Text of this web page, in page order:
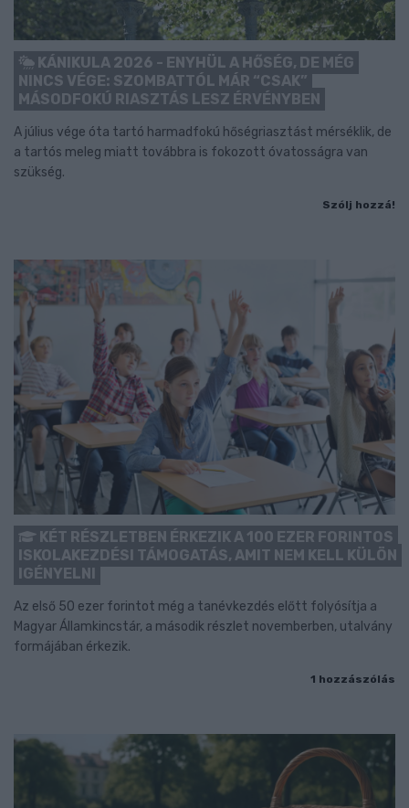
KÁNIKULA 2026 - ENYHÜL A HŐSÉG, DE MÉG
NINCS VÉGE: SZOMBATTÓL MÁR “CSAK”
MÁSODFOKÚ RIASZTÁS LESZ ÉRVÉNYBEN
A július vége óta tartó harmadfokú hőségriasztást mérséklik, de
a tartós meleg miatt továbbra is fokozott óvatosságra van
szükség.
Szólj hozzá!
KÉT RÉSZLETBEN ÉRKEZIK A 100 EZER FORINTOS
ISKOLAKEZDÉSI TÁMOGATÁS, AMIT NEM KELL KÜLÖN
IGÉNYELNI
Az első 50 ezer forintot még a tanévkezdés előtt folyósítja a
Magyar Államkincstár, a második részlet novemberben, utalvány
formájában érkezik.
1 hozzászólás